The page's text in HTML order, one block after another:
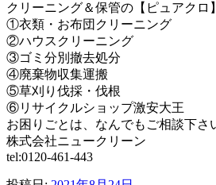
クリーニング＆保管の【ピュアクロ】
①衣類・お布団クリーニング
②ハウスクリーニング
③ゴミ分別撤去処分
④廃棄物収集運搬
⑤草刈り伐採・伐根
⑥リサイクルショップ激安大王
お困りごとは、なんでもご相談下さ
株式会社ニュークリーン
tel:0120-461-443